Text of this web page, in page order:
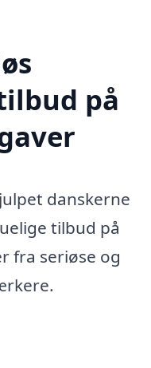
på
danskerne
tilbud på
fra seriøse og